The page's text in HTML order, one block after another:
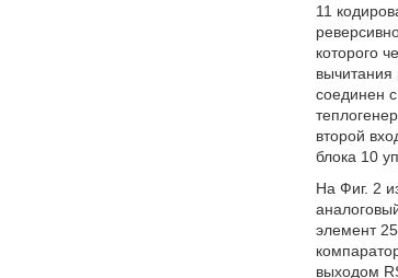
11
которого
вычитания
соединен
второй
блока 10
На Фиг. 2
элемент
выходом